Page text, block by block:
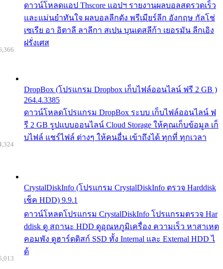
ดาวน์โหลดแอป Thscore แอปฯ รายงานผลบอลสดรวดเร็ว
และแม่นยำทันใจ ผลบอลลีกดัง พรีเมียร์ลีก อังกฤษ กัลโช่
เซเรีย อา อิตาลี ลาลีกา สเปน บุนเดสลีก้า เยอรมัน ลีกเอิง
ฝรั่งเศส
DropBox (โปรแกรม Dropbox เก็บไฟล์ออนไลน์ ฟรี 2 GB )
264.4.3385
ดาวน์โหลดโปรแกรม DropBox ระบบ เก็บไฟล์ออนไลน์ ฟ
รี 2 GB รูปแบบออนไลน์ Cloud Storage ให้คุณเก็บข้อมูล เก็
บไฟล์ แชร์ไฟล์ ต่างๆ ให้คนอื่น เข้าถึงได้ ทุกที่ ทุกเวลา
CrystalDiskInfo (โปรแกรม CrystalDiskInfo ตรวจ Harddisk
เช็ค HDD) 9.9.1
ดาวน์โหลดโปรแกรม CrystalDiskInfo โปรแกรมตรวจ Har
ddisk ดู สถานะ HDD ดูอุณหภูมิเครื่อง ความเร็ว หาสาเหต
คอมพัง ดูฮาร์ดดิสก์ SSD ทั้ง Internal และ External HDD ไ
ด้